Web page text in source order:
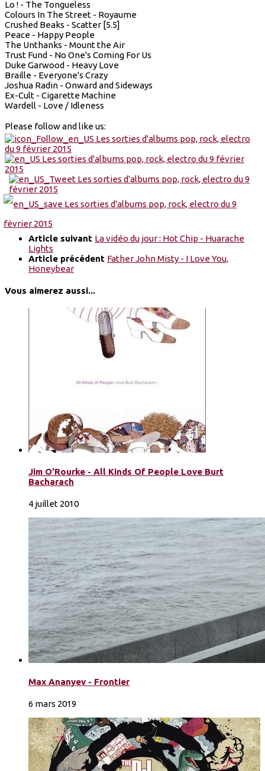
Lo ! - The Tongueless
Colours In The Street - Royaume
Crushed Beaks - Scatter [5.5]
Peace - Happy People
The Unthanks - Mount the Air
Trust Fund - No One's Coming For Us
Duke Garwood - Heavy Love
Braille - Everyone's Crazy
Joshua Radin - Onward and Sideways
Ex-Cult - Cigarette Machine
Wardell - Love / Idleness
Please follow and like us:
Article suivant La vidéo du jour : Hot Chip - Huarache
Lights
Article précédent Father John Misty - I Love You,
Honeybear
Vous aimerez aussi...
Jim O'Rourke - All Kinds Of People Love Burt
Bacharach
4 juillet 2010
Max Ananyev - Frontier
6 mars 2019